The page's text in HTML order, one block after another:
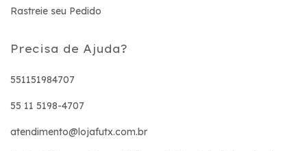
Rastreie seu Pedido
Precisa de Ajuda?
551151984707
55 11 5198-4707
atendimento@lojafutx.com.br